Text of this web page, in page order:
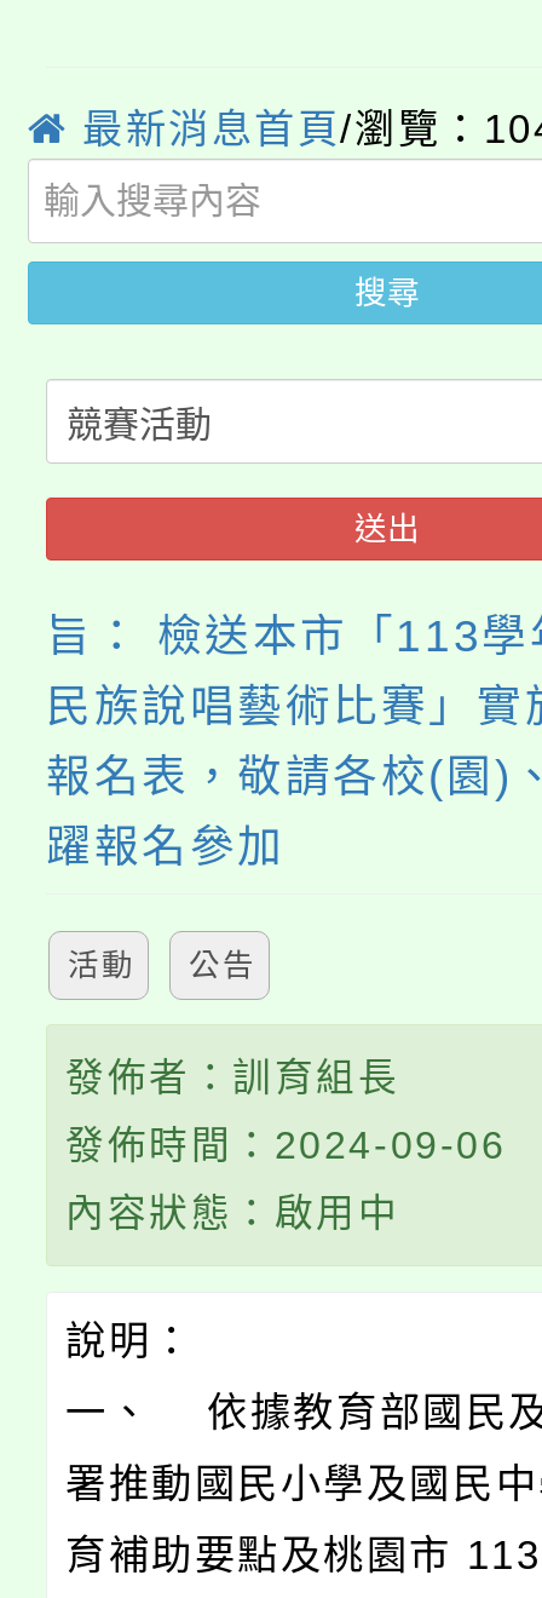
生本土語及新住民語歌
代理(課)教師甄選結果(
公告本校115學年度第
代理(課)教師甄選結果(
轉知中國文化大學推廣
《TA101》溝通分析基
心理、諮商輔導、社會
轉知苗栗縣政府辦理
縣市「校園短影音徵選
門員」簡章及活動海報
踴躍報名參加。
桃園市115學年度學生
要點
「桃園市補助參觀特色
展演活動實施計畫」
115年度「教育部表揚
義教育推展貢獻獎」
最新消息首頁/瀏覽：
搜尋
送出
旨： 檢送本市「113
民族說唱藝術比賽」實
報名表，敬請各校(園)
躍報名參加
活動 公告
發佈者：訓育組長
發佈時間：2024-09-06
內容狀態：啟用中
說明：
一、 依據教育部國民
署推動國民小學及國民
育補助要點及桃園市